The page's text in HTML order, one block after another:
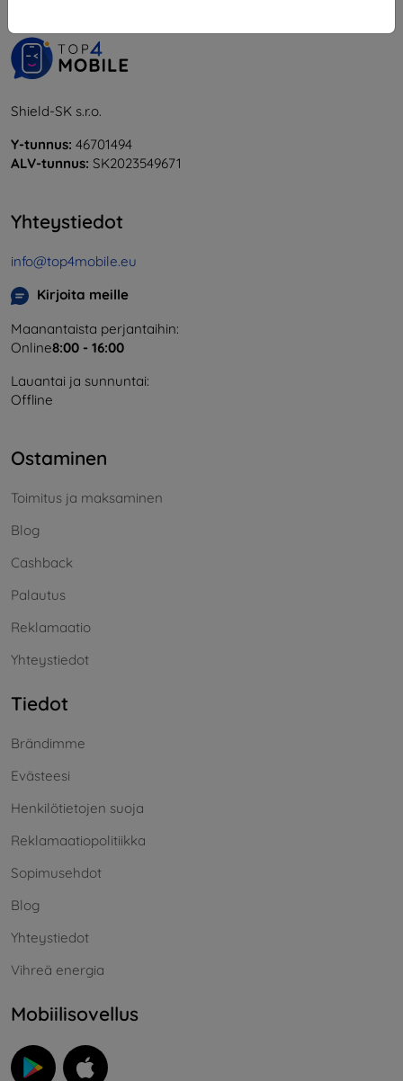
Shield-SK s.r.o.
Y-tunnus: 46701494
ALV-tunnus: SK2023549671
Yhteystiedot
info@top4mobile.eu
Kirjoita meille
Maanantaista perjantaihin:
Online8:00 - 16:00
Lauantai ja sunnuntai:
Offline
Ostaminen
Toimitus ja maksaminen
Blog
Cashback
Palautus
Reklamaatio
Yhteystiedot
Tiedot
Brändimme
Evästeesi
Henkilötietojen suoja
Reklamaatiopolitiikka
Sopimusehdot
Blog
Yhteystiedot
Vihreä energia
Mobiilisovellus